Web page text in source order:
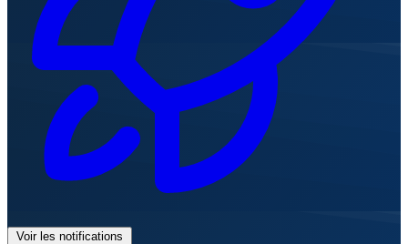
Voir les notifications